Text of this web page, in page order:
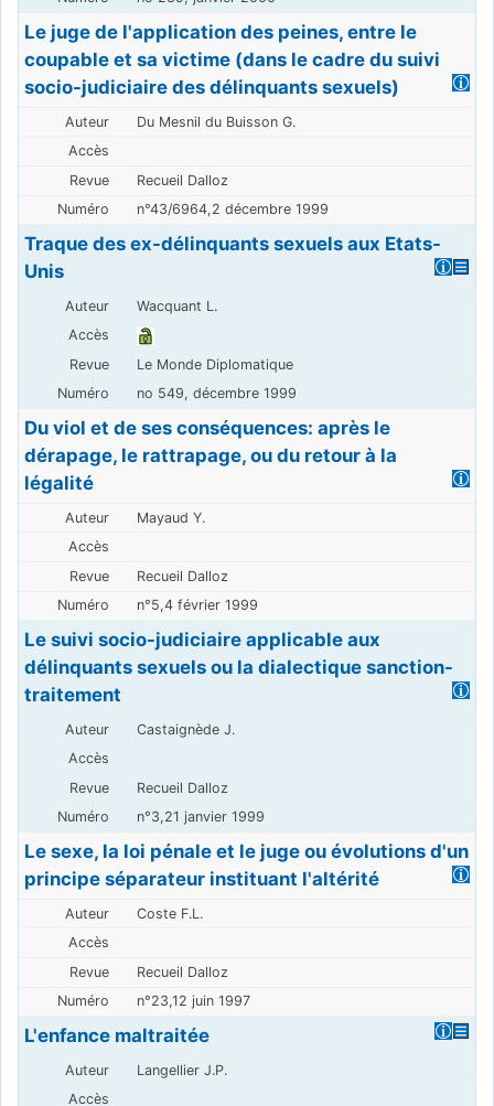
Le juge de l'application des peines, entre le
coupable et sa victime (dans le cadre du suivi
socio-judiciaire des délinquants sexuels)
Du Mesnil du Buisson G.
Recueil Dalloz
n°43/6964,2 décembre 1999
Traque des ex-délinquants sexuels aux Etats-
Unis
Wacquant L.
Le Monde Diplomatique
no 549, décembre 1999
Du viol et de ses conséquences: après le
dérapage, le rattrapage, ou du retour à la
légalité
Mayaud Y.
Recueil Dalloz
n°5,4 février 1999
Le suivi socio-judiciaire applicable aux
délinquants sexuels ou la dialectique sanction-
traitement
Castaignède J.
Recueil Dalloz
n°3,21 janvier 1999
Le sexe, la loi pénale et le juge ou évolutions d'un
principe séparateur instituant l'altérité
Coste F.L.
Recueil Dalloz
n°23,12 juin 1997
L'enfance maltraitée
Langellier J.P.